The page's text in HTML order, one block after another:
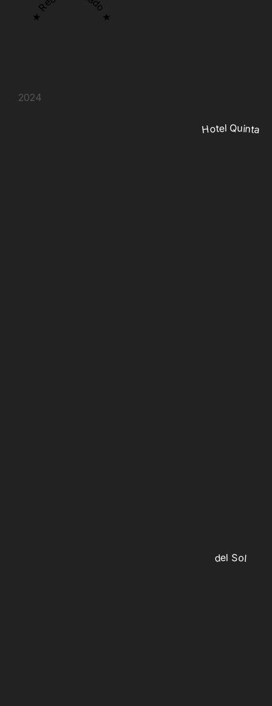
2024
Hotel Quinta
del Sol